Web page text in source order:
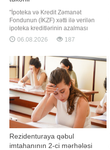
"İpoteka və Kredit Zəmanət
Fondunun (İKZF) xətti ilə verilən
ipoteka kreditlərinin azalması
təsadüfi hal deyil. Bu tendensiya
həm maliyyələşmə imkanlarının
bazarında əlçatanlıq probleminin
daha da dərinləşdiyini göstərən
ciddi siqnaldır". Bunu BİG.AZ-a
açıqlamasınd
06.08.2026 187
Rezidenturaya qəbul
imtahanının 2-ci mərhələsi